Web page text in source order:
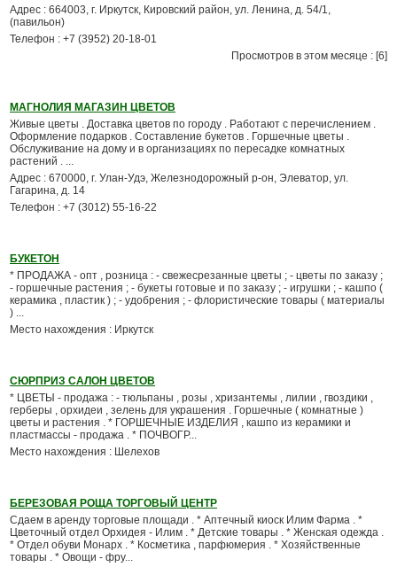
Адрес : 664003, г. Иркутск, Кировский район, ул. Ленина, д. 54/1,
(павильон)
Телефон : +7 (3952) 20-18-01
Просмотров в этом месяце : [6]
МАГНОЛИЯ МАГАЗИН ЦВЕТОВ
Живые цветы . Доставка цветов по городу . Работают с перечислением .
Оформление подарков . Составление букетов . Горшечные цветы .
Обслуживание на дому и в организациях по пересадке комнатных
растений . ...
Адрес : 670000, г. Улан-Удэ, Железнодорожный р-он, Элеватор, ул.
Гагарина, д. 14
Телефон : +7 (3012) 55-16-22
БУКЕТОН
* ПРОДАЖА - опт , розница : - свежесрезанные цветы ; - цветы по заказу ;
- горшечные растения ; - букеты готовые и по заказу ; - игрушки ; - кашпо (
керамика , пластик ) ; - удобрения ; - флористические товары ( материалы
) ...
Место нахождения : Иркутск
СЮРПРИЗ САЛОН ЦВЕТОВ
* ЦВЕТЫ - продажа : - тюльпаны , розы , хризантемы , лилии , гвоздики ,
герберы , орхидеи , зелень для украшения . Горшечные ( комнатные )
цветы и растения . * ГОРШЕЧНЫЕ ИЗДЕЛИЯ , кашпо из керамики и
пластмассы - продажа . * ПОЧВОГР...
Место нахождения : Шелехов
БЕРЕЗОВАЯ РОЩА ТОРГОВЫЙ ЦЕНТР
Сдаем в аренду торговые площади . * Аптечный киоск Илим Фарма . *
Цветочный отдел Орхидея - Илим . * Детские товары . * Женская одежда .
* Отдел обуви Монарх . * Косметика , парфюмерия . * Хозяйственные
товары . * Овощи - фру...